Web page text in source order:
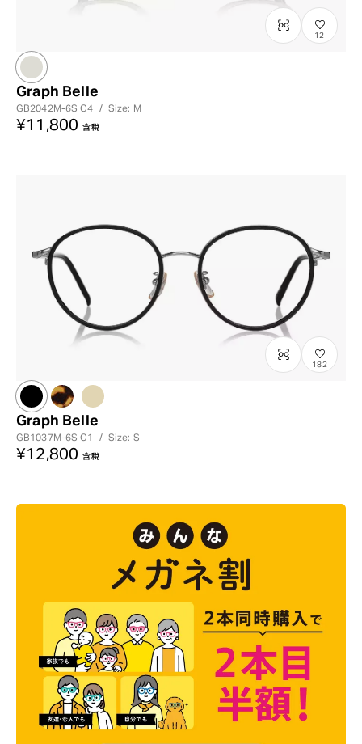
12
Graph Belle
GB2042M-6SC4 / Size: M
¥11,800 含稅
182
Graph Belle
GB1037M-6SC1 / Size: S
¥12,800 含稅